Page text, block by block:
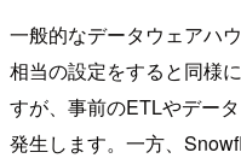
一般的なデータウェアハ
相当の設定をすると同様
すが、事前のETLやデー
発生します。一方、